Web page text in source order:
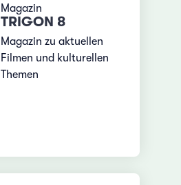
Magazin
TRIGON 8
Magazin zu aktuellen
Filmen und kulturellen
Themen